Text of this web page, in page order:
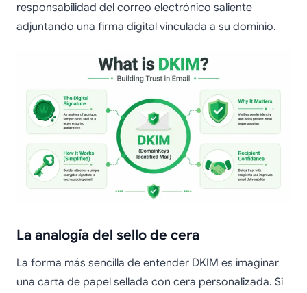
responsabilidad del correo electrónico saliente
adjuntando una firma digital vinculada a su dominio.
La analogía del sello de cera
La forma más sencilla de entender DKIM es imaginar
una carta de papel sellada con cera personalizada. Si